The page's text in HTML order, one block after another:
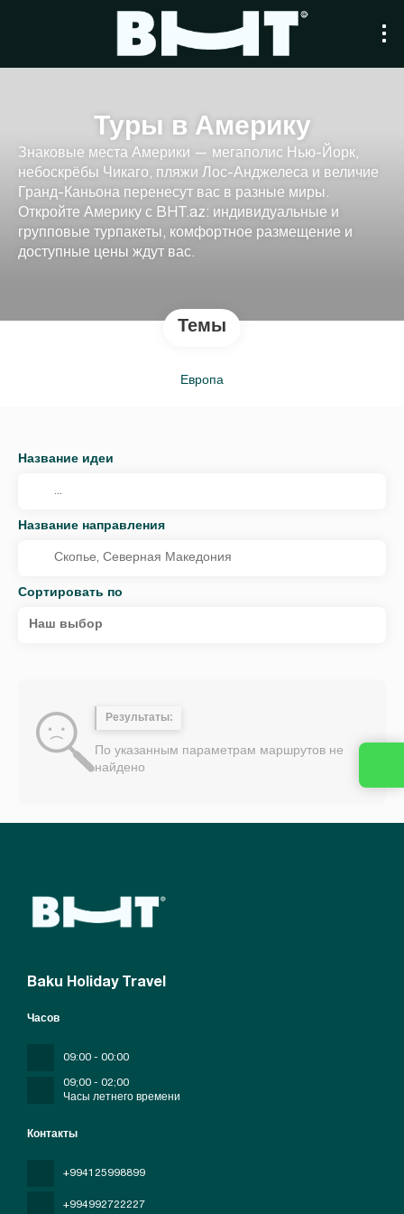
Туры в Америку
Знаковые места Америки — мегаполис Нью-Йорк,
небоскрёбы Чикаго, пляжи Лос-Анджелеса и величие
Гранд-Каньона перенесут вас в разные миры.
Откройте Америку с BHT.az: индивидуальные и
групповые турпакеты, комфортное размещение и
доступные цены ждут вас.
Темы
Европа
Название идеи
Название направления
Сортировать по
Наш выбор
Результаты:
По указанным параметрам маршрутов не
найдено
Baku Holiday Travel
Контакты
+994125998899
+994992722227
Часов
09:00 - 00:00
09;00 - 02;00
Часы летнего времени